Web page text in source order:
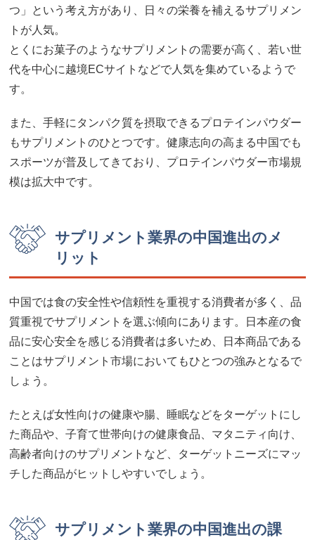
つ」という考え方があり、日々の栄養を補えるサプリメン
トが人気。
とくにお菓子のようなサプリメントの需要が高く、若い世
代を中心に越境ECサイトなどで人気を集めているようで
す。
また、手軽にタンパク質を摂取できるプロテインパウダー
もサプリメントのひとつです。健康志向の高まる中国でも
スポーツが普及してきており、プロテインパウダー市場規
模は拡大中です。
サプリメント業界の中国進出のメ
リット
中国では食の安全性や信頼性を重視する消費者が多く、品
質重視でサプリメントを選ぶ傾向にあります。日本産の食
品に安心安全を感じる消費者は多いため、日本商品である
ことはサプリメント市場においてもひとつの強みとなるで
しょう。
たとえば女性向けの健康や腸、睡眠などをターゲットにし
た商品や、子育て世帯向けの健康食品、マタニティ向け、
高齢者向けのサプリメントなど、ターゲットニーズにマッ
チした商品がヒットしやすいでしょう。
サプリメント業界の中国進出の課